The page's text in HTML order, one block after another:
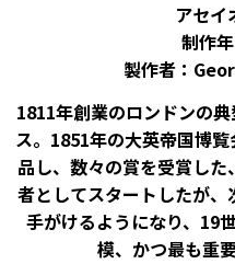
アセイ
制作
製作者：
1811年創業のロンドンの
ス。1851年の大英帝国博
品し、数々の賞を受賞し
者としてスタートしたが
手がけるようになり、19
模、かつ最も重